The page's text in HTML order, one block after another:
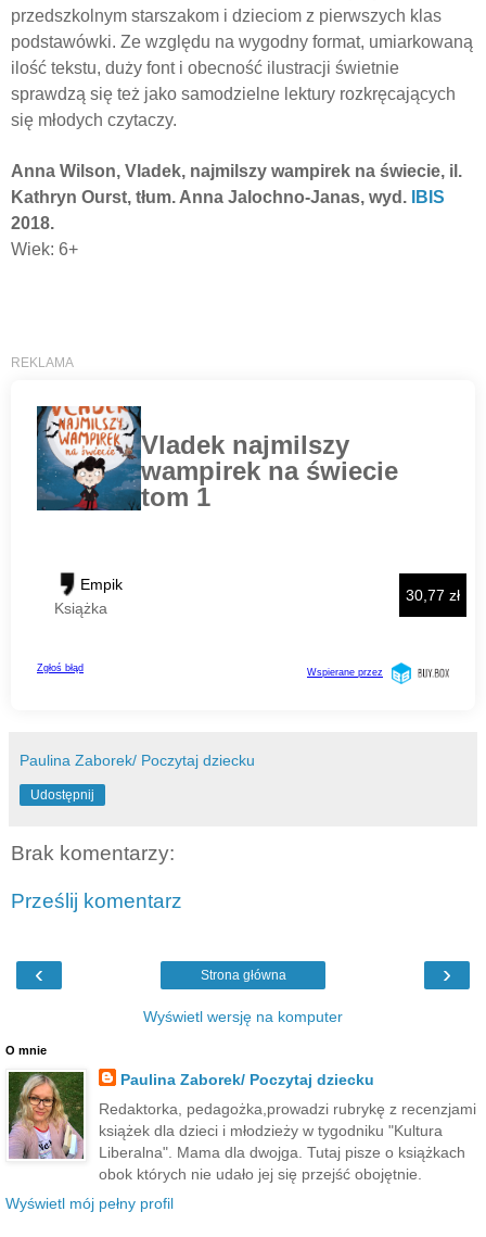
przedszkolnym starszakom i dzieciom z pierwszych klas
podstawówki. Ze względu na wygodny format, umiarkowaną
ilość tekstu, duży font i obecność ilustracji świetnie
sprawdzą się też jako samodzielne lektury rozkręcających
się młodych czytaczy.
Anna Wilson, Vladek, najmilszy wampirek na świecie, il.
Kathryn Ourst, tłum. Anna Jalochno-Janas, wyd.
IBIS
2018.
Wiek: 6+
Paulina Zaborek/ Poczytaj dziecku
Udostępnij
Brak komentarzy:
Prześlij komentarz
‹ ›
Strona główna
Wyświetl wersję na komputer
O mnie
Paulina Zaborek/ Poczytaj dziecku
Redaktorka, pedagożka,prowadzi rubrykę z recenzjami
książek dla dzieci i młodzieży w tygodniku "Kultura
Liberalna". Mama dla dwojga. Tutaj pisze o książkach
obok których nie udało jej się przejść obojętnie.
Wyświetl mój pełny profil